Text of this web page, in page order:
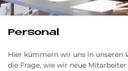
Per­so­nal
Hier kümmern wir uns in unseren
die Frage, wie wir neue